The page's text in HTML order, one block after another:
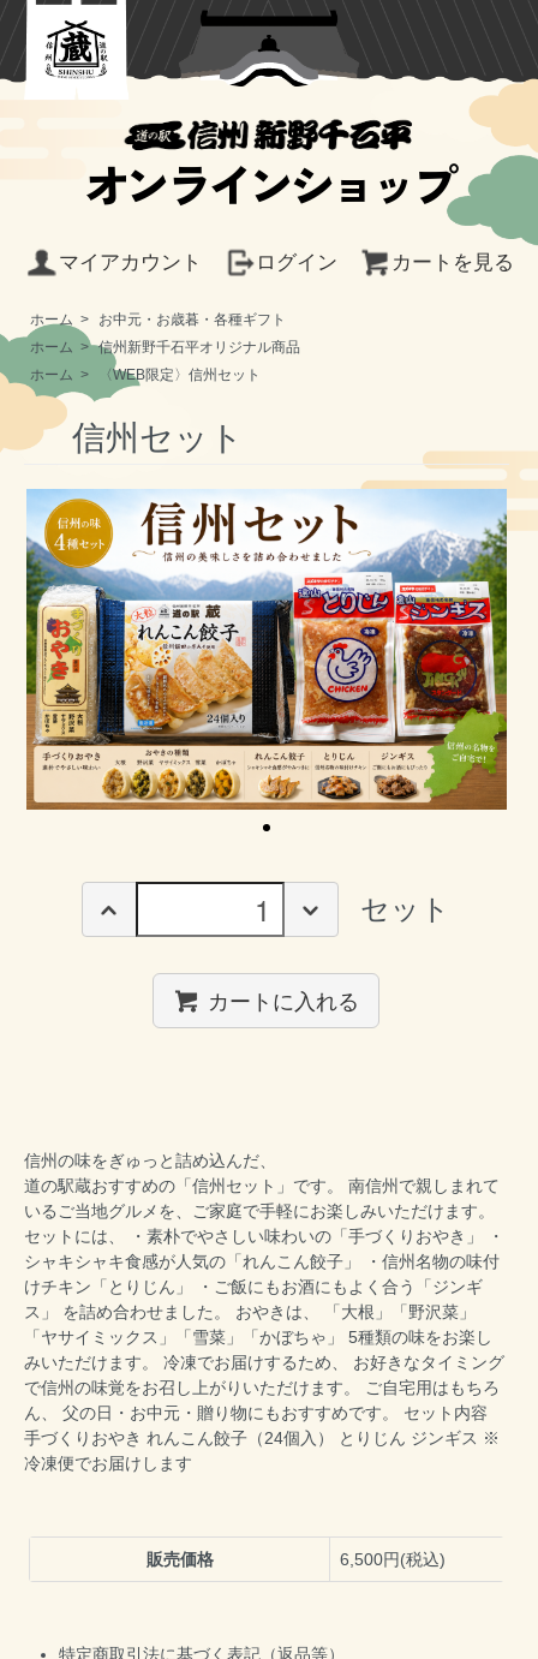
マイアカウント ログイン カートを見る
オンラインショップ
ホーム >
お中元・お歳暮・各種ギフト
ホーム > 信州新野千石平オリジナル商品
ホーム > 〈WEB限定〉信州セット
信州セット
セット
カートに入れる
信州の味をぎゅっと詰め込んだ、
道の駅蔵おすすめの「信州セット」です。
南信州で親しまれて
いるご当地グルメを、ご家庭で手軽にお楽しみいただけます。
セットには、
・素朴でやさしい味わいの「手づくりおやき」
・
シャキシャキ食感が人気の「れんこん餃子」
・信州名物の味付
けチキン「とりじん」
・ご飯にもお酒にもよく合う「ジンギ
ス」
を詰め合わせました。 おやきは、
「大根」「野沢菜」
「ヤサイミックス」「雪菜」「かぼちゃ」
5種類の味をお楽し
みいただけます。
冷凍でお届けするため、
お好きなタイミング
で信州の味覚をお召し上がりいただけます。
ご自宅用はもちろ
ん、
父の日・お中元・贈り物にもおすすめです。
セット内容
手づくりおやき れんこん餃子（24個入） とりじん ジンギス ※
冷凍便でお届けします
販売価格 6,500円(税込)
特定商取引法に基づく表記（返品等）